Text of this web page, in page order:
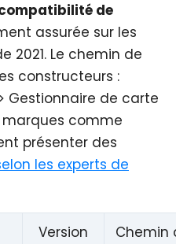
de
assurée sur les
2021. Le chemin de
constructeurs :
Gestionnaire de carte
marques comme
présenter des
les experts de
Version
Chemin